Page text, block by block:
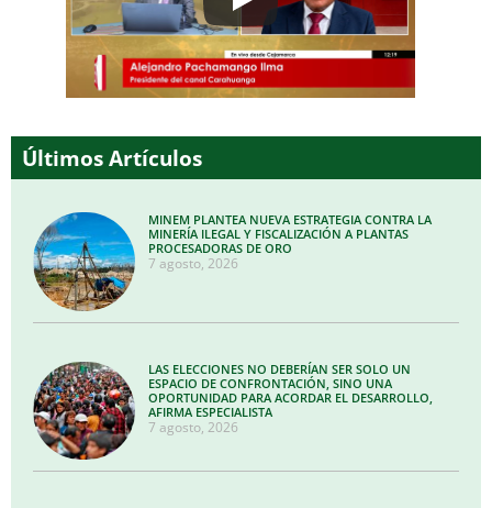
Últimos Artículos
MINEM PLANTEA NUEVA ESTRATEGIA CONTRA LA
MINERÍA ILEGAL Y FISCALIZACIÓN A PLANTAS
PROCESADORAS DE ORO
7 agosto, 2026
LAS ELECCIONES NO DEBERÍAN SER SOLO UN
ESPACIO DE CONFRONTACIÓN, SINO UNA
OPORTUNIDAD PARA ACORDAR EL DESARROLLO,
AFIRMA ESPECIALISTA
7 agosto, 2026